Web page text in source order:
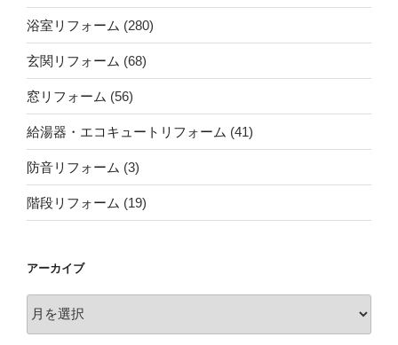
浴室リフォーム (280)
玄関リフォーム (68)
窓リフォーム (56)
給湯器・エコキュートリフォーム (41)
防音リフォーム (3)
階段リフォーム (19)
アーカイブ
ー